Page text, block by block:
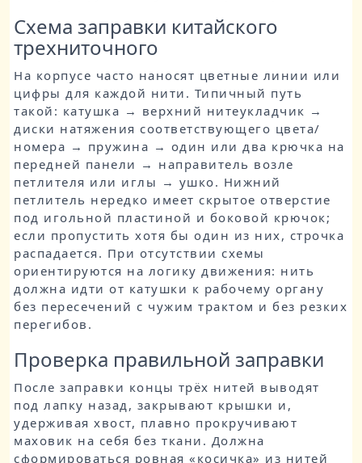
Схема заправки китайского
трехниточного
На корпусе часто наносят цветные линии или
цифры для каждой нити. Типичный путь
такой: катушка → верхний нитеукладчик →
диски натяжения соответствующего цвета/
номера → пружина → один или два крючка на
передней панели → направитель возле
петлителя или иглы → ушко. Нижний
петлитель нередко имеет скрытое отверстие
под игольной пластиной и боковой крючок;
если пропустить хотя бы один из них, строчка
распадается. При отсутствии схемы
ориентируются на логику движения: нить
должна идти от катушки к рабочему органу
без пересечений с чужим трактом и без резких
перегибов.
Проверка правильной заправки
После заправки концы трёх нитей выводят
под лапку назад, закрывают крышки и,
удерживая хвост, плавно прокручивают
маховик на себя без ткани. Должна
сформироваться ровная «косичка» из нитей